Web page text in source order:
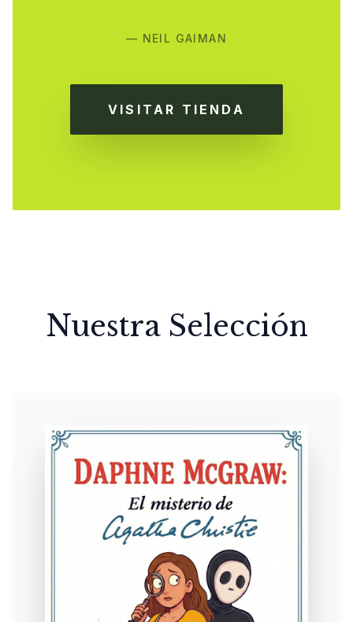
— NEIL GAIMAN
VISITAR TIENDA
Nuestra Selección